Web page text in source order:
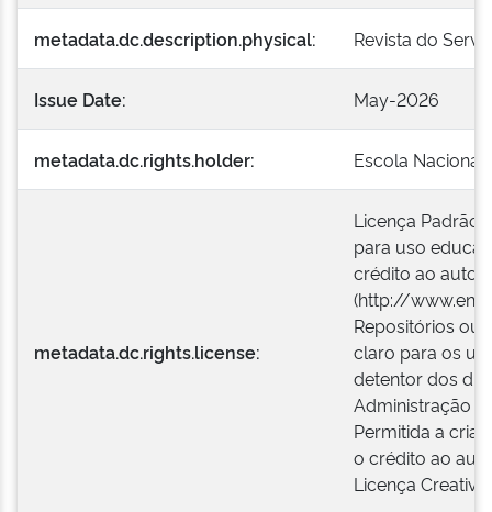
metadata.dc.description.physical: Revista do
Issue Date: May-2026
metadata.dc.rights.holder: Escola Nacional
metadata.dc.rights.license:
Licença Padrão
para uso
crédito ao autor
(http://
Repositórios ou
claro para os
detentor dos
Administração
Permitida a
o crédito ao
Licença